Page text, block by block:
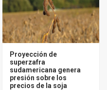
Proyección de
superzafra
sudamericana genera
presión sobre los
precios de la soja